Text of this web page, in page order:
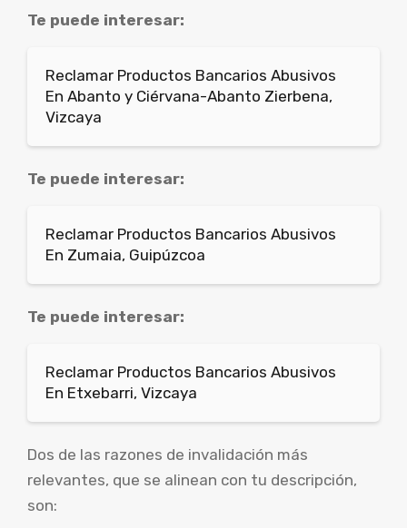
Te puede interesar:
Reclamar Productos Bancarios Abusivos
En Abanto y Ciérvana-Abanto Zierbena,
Vizcaya
Te puede interesar:
Reclamar Productos Bancarios Abusivos
En Zumaia, Guipúzcoa
Te puede interesar:
Reclamar Productos Bancarios Abusivos
En Etxebarri, Vizcaya
Dos de las razones de invalidación más
relevantes, que se alinean con tu descripción,
son: